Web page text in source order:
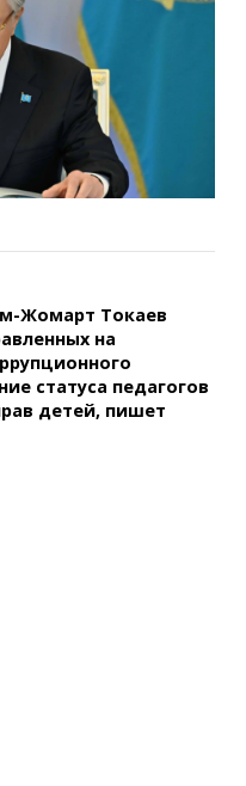
Жомарт Токаев
на
статуса педагогов
детей, пишет